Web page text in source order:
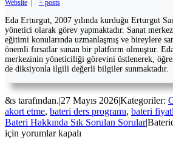
Website + posts
Eda Erturgut, 2007 yılında kurduğu Erturgut
yönetici olarak görev yapmaktadır. Sanat
eğitimi konularında uzmanlaşmış ve bireylere
önemli fırsatlar sunan bir platform olmuştur.
merkezinin yöneticiliği görevini üstlenerek,
de diksiyonla ilgili değerli bilgiler sunmaktadır.
&s tarafından.|27 Mayıs 2026|Kategoriler:
akort etme, bateri ders programı, bateri
Bateri Hakkında Sık Sorulan Sorular|
için yorumlar kapalı